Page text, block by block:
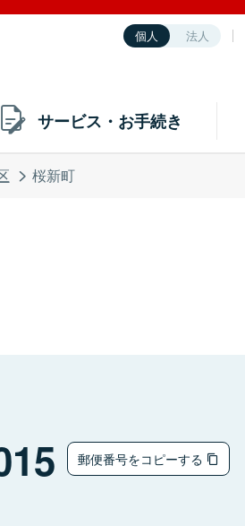
個人 法人
サービス・お手続き
桜新町
郵便番号をコピーする